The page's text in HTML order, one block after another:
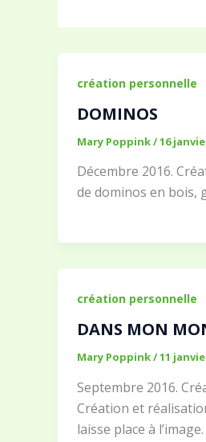
création personnelle
DOMINOS
Mary Poppink/16
Décembre 2016.
de dominos en bois,
création personnelle
DANS MON
Mary Poppink/11
Septembre 2016.
Création et
laisse place à